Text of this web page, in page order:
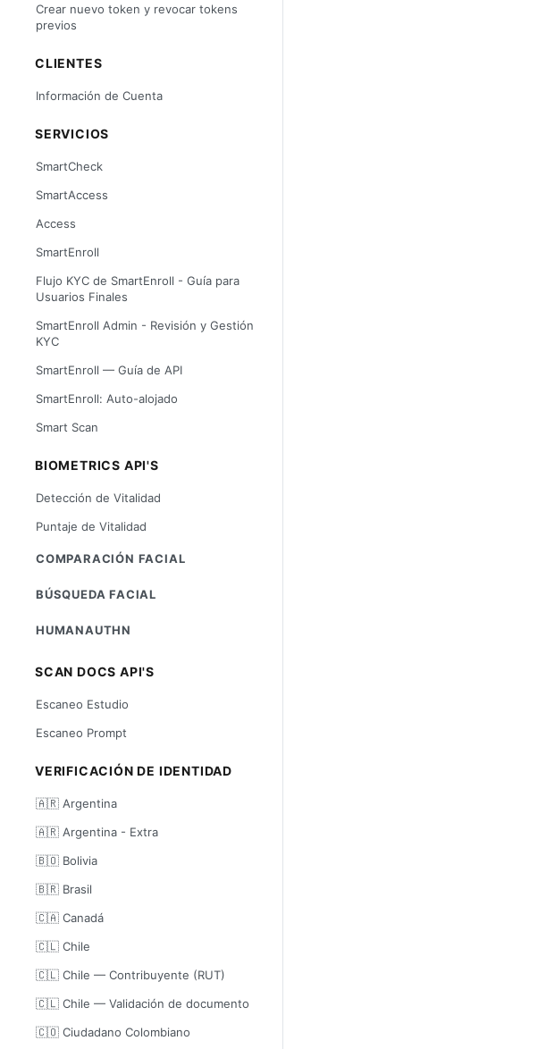
Crear nuevo token y revocar tokens
previos
CLIENTES
Información de Cuenta
SERVICIOS
SmartCheck
SmartAccess
Access
SmartEnroll
Flujo KYC de SmartEnroll - Guía para
Usuarios Finales
SmartEnroll Admin - Revisión y Gestión
KYC
SmartEnroll — Guía de API
SmartEnroll: Auto-alojado
Smart Scan
BIOMETRICS API'S
Detección de Vitalidad
Puntaje de Vitalidad
COMPARACIÓN FACIAL
BÚSQUEDA FACIAL
HUMANAUTHN
SCAN DOCS API'S
Escaneo Estudio
Escaneo Prompt
VERIFICACIÓN DE IDENTIDAD
🇦🇷 Argentina
🇦🇷 Argentina - Extra
🇧🇴 Bolivia
🇧🇷 Brasil
🇨🇦 Canadá
🇨🇱 Chile
🇨🇱 Chile — Contribuyente (RUT)
🇨🇱 Chile — Validación de documento
🇨🇴 Ciudadano Colombiano